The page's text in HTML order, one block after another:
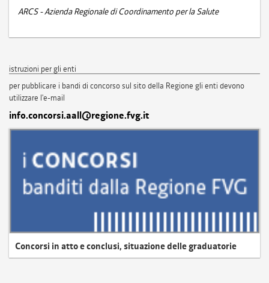
ARCS - Azienda Regionale di Coordinamento per la Salute
istruzioni per gli enti
per pubblicare i bandi di concorso sul sito della Regione gli enti devono
utilizzare l'e-mail
info.concorsi.aall@regione.fvg.it
Concorsi in atto e conclusi, situazione delle graduatorie